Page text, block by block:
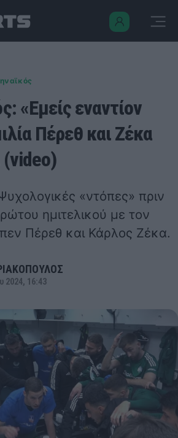
«Εμείς εναντίον
Πέρεθ και Ζέκα
(video)
«ντόπες» πριν
ημιτελικού με τον
Πέρεθ και Κάρλος Ζέκα.
2024, 16:43